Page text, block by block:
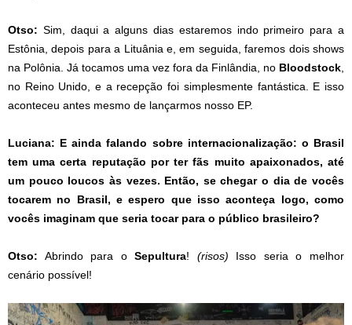
Otso: Sim, daqui a alguns dias estaremos indo primeiro para a
Estônia, depois para a Lituânia e, em seguida, faremos dois shows
na Polônia. Já tocamos uma vez fora da Finlândia, no Bloodstock
no Reino Unido, e a recepção foi simplesmente fantástica. E isso
aconteceu antes mesmo de lançarmos nosso EP.
Luciana: E ainda falando sobre internacionalização: o Brasil
tem uma certa reputação por ter fãs muito apaixonados, até
um pouco loucos às vezes. Então, se chegar o dia de vocês
tocarem no Brasil, e espero que isso aconteça logo, como
vocês imaginam que seria tocar para o público brasileiro?
Otso: Abrindo para oSepultura! (risos) Isso seria o melhor
cenário possível!